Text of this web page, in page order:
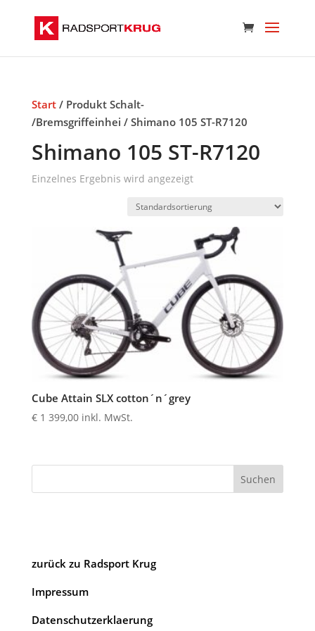
Start/ Produkt Schalt-
/Bremsgriffeinhei / Shimano 105 ST-R7120
Shimano 105 ST-R7120
Einzelnes Ergebnis wird angezeigt
Cube Attain SLX cotton´n´grey
€1 399,00 inkl. MwSt.
Suchen
zurück zu Radsport Krug
Impressum
Datenschutzerklaerung